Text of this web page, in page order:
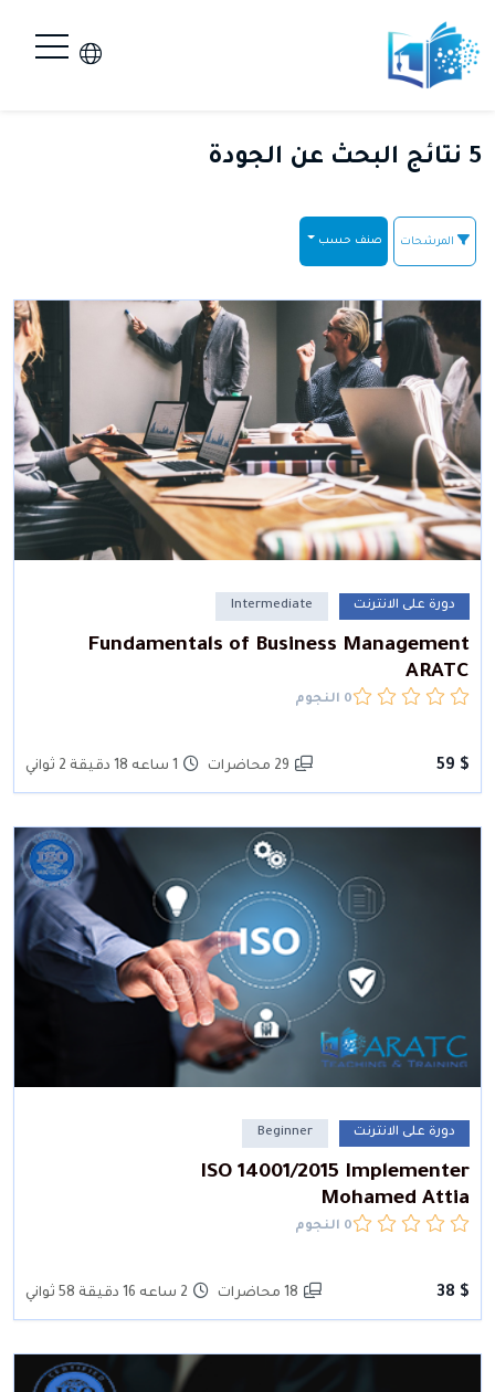
5 نتائج البحث عن الجودة
المرشحات صنف حسب
دورة على الانترنت Intermediate
Fundamentals of Business Management
ARATC
0 النجوم
$ 59 29 محاضرات 1 ساعه 18 دقيقة 2 ثواني
دورة على الانترنت Beginner
ISO 14001/2015 Implementer
Mohamed Attia
0 النجوم
$ 38 18 محاضرات 2 ساعه 16 دقيقة 58 ثواني